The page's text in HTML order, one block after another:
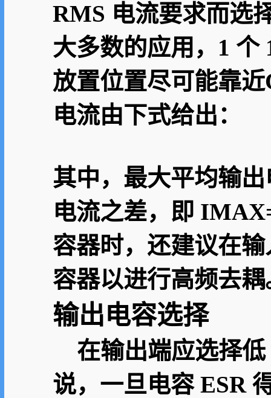
RMS 电流要求而选
大多数的应用，1 个
放置位置尽可能靠
电流由下式给出：
其中，最大平均输
电流之差，即
容器时，还建议在
容器以进行高频去耦
输出电容选择
在输出端应选择低
说，一旦电容 ESR